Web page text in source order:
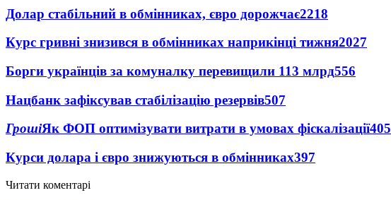
Долар стабільний в обмінниках, євро дорожчає2218
Курс гривні знизився в обмінниках наприкінці тижня2027
Борги українців за комуналку перевищили 113 млрд556
Нацбанк зафіксував стабілізацію резервів507
ГрошіЯк ФОП оптимізувати витрати в умовах фіскалізації405
Курси долара і євро знижуються в обмінниках397
Читати коментарі